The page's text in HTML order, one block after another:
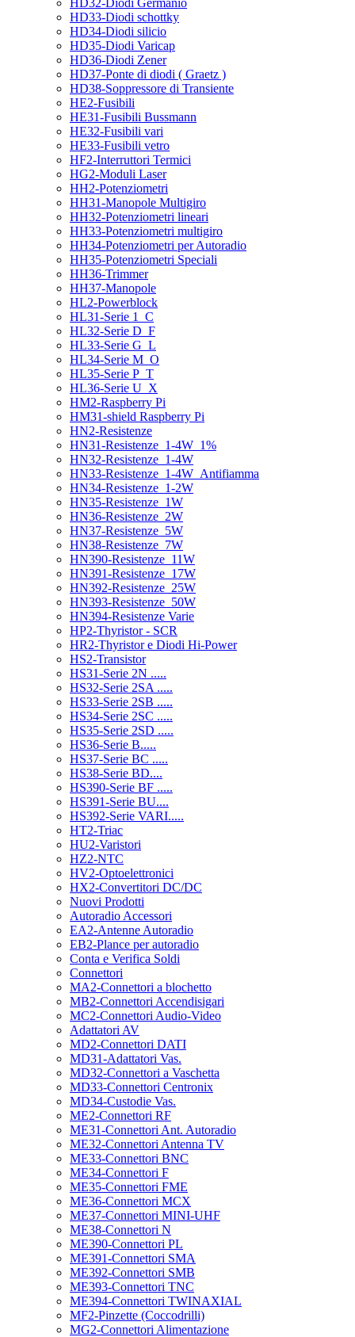
HD32-Diodi Germanio
HD33-Diodi schottky
HD34-Diodi silicio
HD35-Diodi Varicap
HD36-Diodi Zener
HD37-Ponte di diodi ( Graetz )
HD38-Soppressore di Transiente
HE2-Fusibili
HE31-Fusibili Bussmann
HE32-Fusibili vari
HE33-Fusibili vetro
HF2-Interruttori Termici
HG2-Moduli Laser
HH2-Potenziometri
HH31-Manopole Multigiro
HH32-Potenziometri lineari
HH33-Potenziometri multigiro
HH34-Potenziometri per Autoradio
HH35-Potenziometri Speciali
HH36-Trimmer
HH37-Manopole
HL2-Powerblock
HL31-Serie 1_C
HL32-Serie D_F
HL33-Serie G_L
HL34-Serie M_O
HL35-Serie P_T
HL36-Serie U_X
HM2-Raspberry Pi
HM31-shield Raspberry Pi
HN2-Resistenze
HN31-Resistenze_1-4W_1%
HN32-Resistenze_1-4W
HN33-Resistenze_1-4W_Antifiamma
HN34-Resistenze_1-2W
HN35-Resistenze_1W
HN36-Resistenze_2W
HN37-Resistenze_5W
HN38-Resistenze_7W
HN390-Resistenze_11W
HN391-Resistenze_17W
HN392-Resistenze_25W
HN393-Resistenze_50W
HN394-Resistenze Varie
HP2-Thyristor - SCR
HR2-Thyristor e Diodi Hi-Power
HS2-Transistor
HS31-Serie 2N .....
HS32-Serie 2SA .....
HS33-Serie 2SB .....
HS34-Serie 2SC .....
HS35-Serie 2SD .....
HS36-Serie B.....
HS37-Serie BC .....
HS38-Serie BD....
HS390-Serie BF .....
HS391-Serie BU....
HS392-Serie VARI.....
HT2-Triac
HU2-Varistori
HZ2-NTC
HV2-Optoelettronici
HX2-Convertitori DC/DC
Nuovi Prodotti
Autoradio Accessori
EA2-Antenne Autoradio
EB2-Plance per autoradio
Conta e Verifica Soldi
Connettori
MA2-Connettori a blochetto
MB2-Connettori Accendisigari
MC2-Connettori Audio-Video
Adattatori AV
MD2-Connettori DATI
MD31-Adattatori Vas.
MD32-Connettori a Vaschetta
MD33-Connettori Centronix
MD34-Custodie Vas.
ME2-Connettori RF
ME31-Connettori Ant. Autoradio
ME32-Connettori Antenna TV
ME33-Connettori BNC
ME34-Connettori F
ME35-Connettori FME
ME36-Connettori MCX
ME37-Connettori MINI-UHF
ME38-Connettori N
ME390-Connettori PL
ME391-Connettori SMA
ME392-Connettori SMB
ME393-Connettori TNC
ME394-Connettori TWINAXIAL
MF2-Pinzette (Coccodrilli)
MG2-Connettori Alimentazione